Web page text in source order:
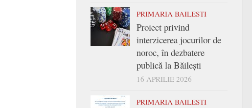
PRIMARIA BAILESTI
Proiect privind
interzicerea jocurilor de
noroc, în dezbatere
publică la Băilești
16 APRILIE 2026
PRIMARIA BAILESTI